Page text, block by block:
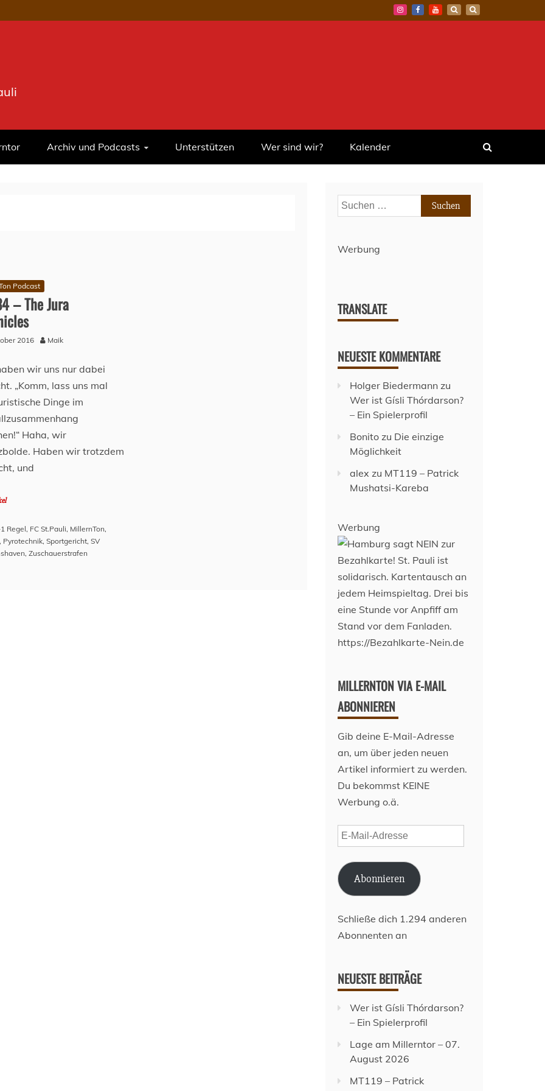
Archiv und Podcasts Unterstützen Wer sind wir? Kalender
Podcast
– The Jura
2016 Maik
wir uns nur dabei
„Komm, lass uns mal
Dinge im
Haha, wir
Haben wir trotzdem
und
Regel, FC St.Pauli, MillernTon,
, Pyrotechnik,Sportgericht,SV
,Zuschauerstrafen
Suchen
nach:
Werbung
TRANSLATE
NEUESTE KOMMENTARE
Holger Biedermann zu
Wer ist Gísli Thórdarson?
– Ein Spielerprofil
Bonito zu Die einzige
Möglichkeit
alex zu MT119 – Patrick
Mushatsi-Kareba
Werbung
MILLERNTON VIA E-MAIL
ABONNIEREN
Gib deine E-Mail-Adresse
an, um über jeden neuen
Artikel informiert zu werden.
Du bekommst KEINE
Werbung o.ä.
E-
Mail-
Adresse
Abonnieren
Schließe dich 1.294 anderen
Abonnenten an
NEUESTE BEITRÄGE
Wer ist Gísli Thórdarson?
– Ein Spielerprofil
Lage am Millerntor – 07.
August 2026
MT119 – Patrick